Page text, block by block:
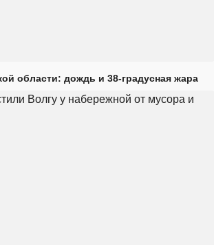
области: дождь и 38-градусная жара